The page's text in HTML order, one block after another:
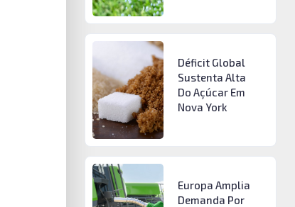
Déficit Global
Sustenta Alta
Do Açúcar Em
Nova York
Europa Amplia
Demanda Por